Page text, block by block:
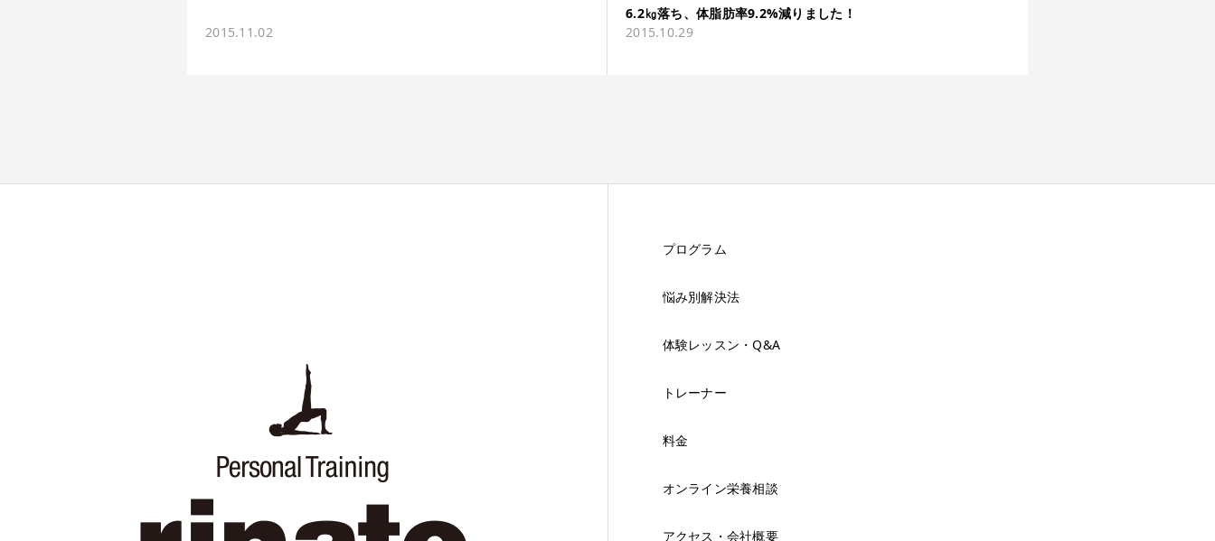
2015.11.02
6.2㎏落ち、体脂肪率9.2%減りました！
2015.10.29
プログラム
悩み別解決法
体験レッスン・Q&A
トレーナー
料金
オンライン栄養相談
アクセス・会社概要